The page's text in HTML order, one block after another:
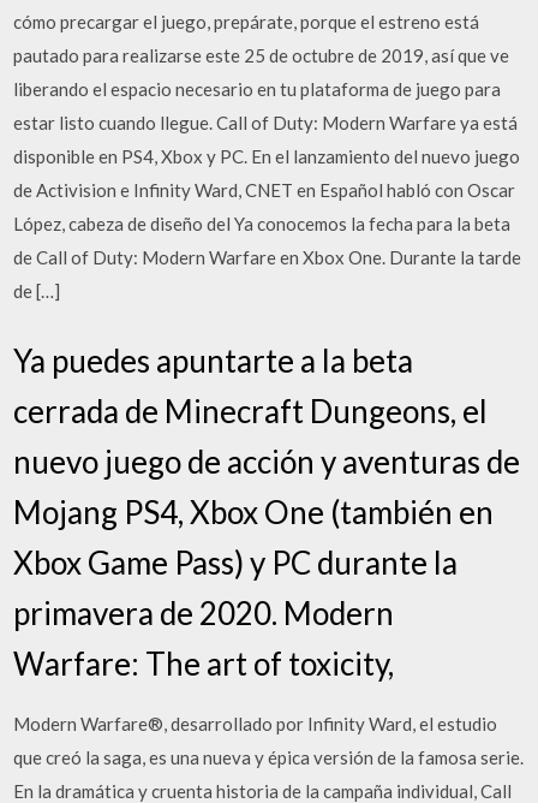
cómo precargar el juego, prepárate, porque el estreno está
pautado para realizarse este 25 de octubre de 2019, así que ve
liberando el espacio necesario en tu plataforma de juego para
estar listo cuando llegue. Call of Duty: Modern Warfare ya está
disponible en PS4, Xbox y PC. En el lanzamiento del nuevo juego
de Activision e Infinity Ward, CNET en Español habló con Oscar
López, cabeza de diseño del Ya conocemos la fecha para la beta
de Call of Duty: Modern Warfare en Xbox One. Durante la tarde
de […]
Ya puedes apuntarte a la beta
cerrada de Minecraft Dungeons, el
nuevo juego de acción y aventuras de
Mojang PS4, Xbox One (también en
Xbox Game Pass) y PC durante la
primavera de 2020. Modern
Warfare: The art of toxicity,
Modern Warfare®, desarrollado por Infinity Ward, el estudio
que creó la saga, es una nueva y épica versión de la famosa serie.
En la dramática y cruenta historia de la campaña individual, Call